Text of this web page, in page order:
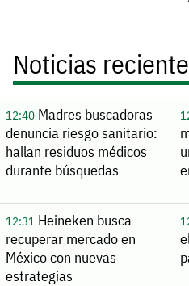
Noticias
12:40Madres buscadoras
denuncia riesgo sanitario:
hallan residuos médicos
durante búsquedas
12:31 Heineken busca
recuperar mercado en
México con nuevas
estrategias